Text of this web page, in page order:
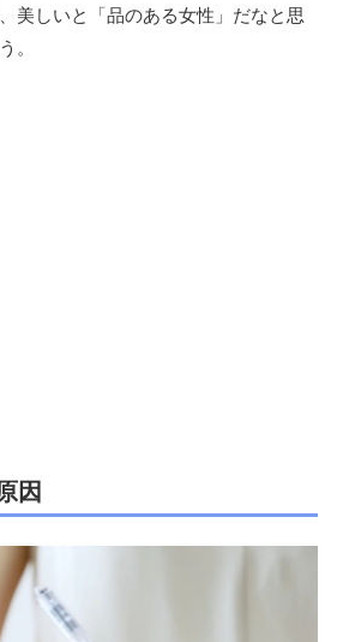
美しいと「品のある女性」だなと思
。
因